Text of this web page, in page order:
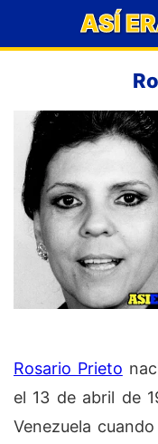
ASÍ
Rosario Prieto
el 13 de abril de
Venezuela